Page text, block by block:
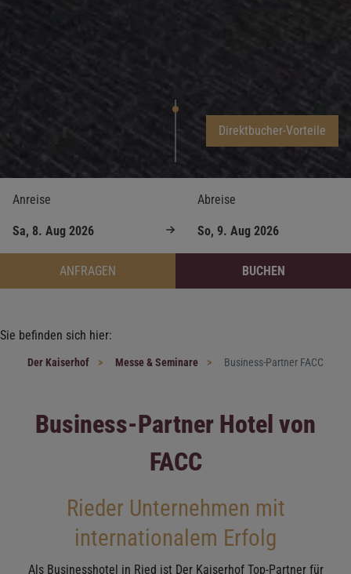
Direktbucher-Vorteile
Anreise Abreise
ANFRAGEN BUCHEN
Sie befinden sich hier:
Der Kaiserhof Messe & Seminare Business-Partner FACC
Business-Partner Hotel von
FACC
Rieder Unternehmen mit
internationalem Erfolg
Als Businesshotel in Ried ist Der Kaiserhof Top-Partner für